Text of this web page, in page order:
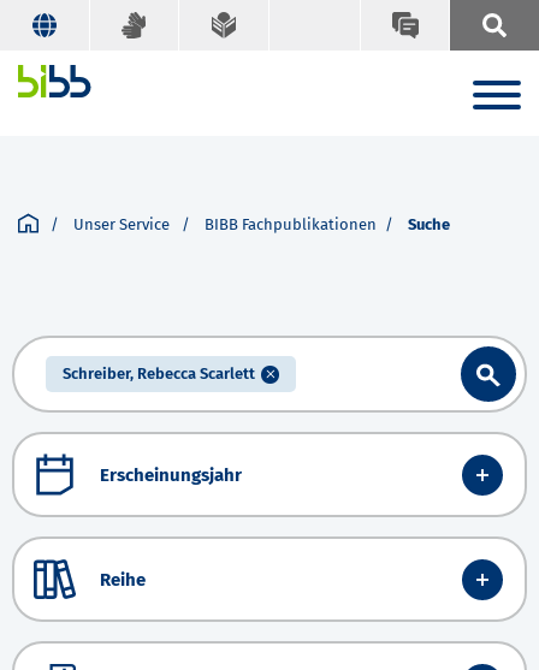
Unser Service BIBB Fachpublikationen Suche
Schreiber, Rebecca Scarlett
Erscheinungsjahr
Reihe